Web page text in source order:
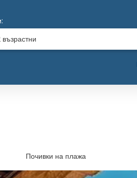
възрастни
Почивки на плажа